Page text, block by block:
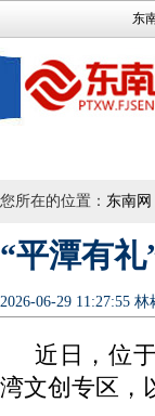
东
您所在的位置： 东南网
“平潭有
2026-06-29 11:27:55 林
近日，位
湾文创专区，